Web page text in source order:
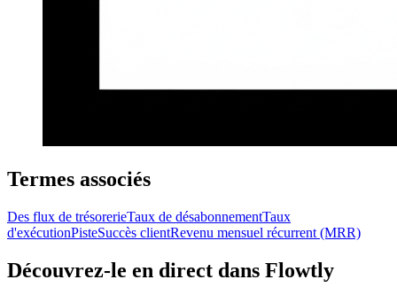
Termes associés
Des flux de trésorerieTaux de désabonnementTaux
d'exécutionPisteSuccès clientRevenu mensuel récurrent (MRR)
Découvrez-le en direct dans Flowtly